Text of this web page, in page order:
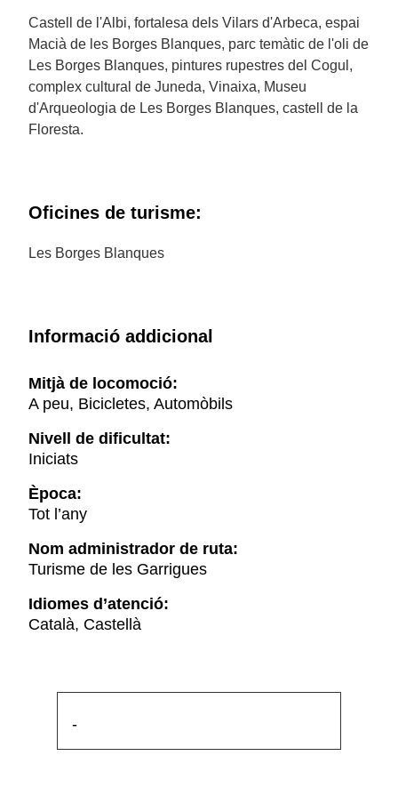
Castell de l'Albi, fortalesa dels Vilars d'Arbeca, espai
Macià de les Borges Blanques, parc temàtic de l'oli de
Les Borges Blanques, pintures rupestres del Cogul,
complex cultural de Juneda, Vinaixa, Museu
d'Arqueologia de Les Borges Blanques, castell de la
Floresta.
Oficines de turisme:
Les Borges Blanques
Informació addicional
Mitjà de locomoció:
A peu, Bicicletes, Automòbils
Nivell de dificultat:
Iniciats
Època:
Tot l’any
Nom administrador de ruta:
Turisme de les Garrigues
Idiomes d’atenció:
Català, Castellà
-